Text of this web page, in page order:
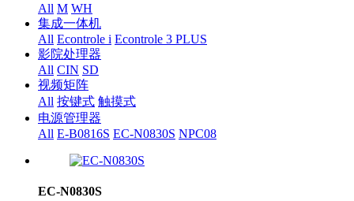
All M WH
集成一体机
All Econtrole i Econtrole 3 PLUS
影院处理器
All CIN SD
视频矩阵
All 按键式 触摸式
电源管理器
All E-B0816S EC-N0830S NPC08
EC-N0830S